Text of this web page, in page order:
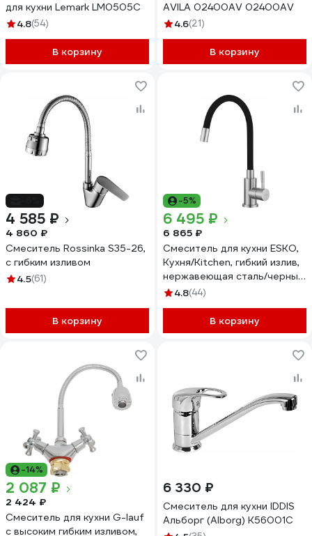
для кухни Lemark LM0505C
4.8(54)
В корзину
АVILA 0​2400AV 02400AV
4.6(21)
В корзину
4 585 ₽
4 860 ₽
Смеситель Rossinka S35-26,
с гибким изливом
4.5(61)
В корзину
-5%
6 495 ₽
6 865 ₽
Смеситель для кухни ESKO,
Кухня/Kitchen, гибкий излив,
нержавеющая сталь/черный,
K44SB
4.8(44)
В корзину
-14%
2 087 ₽
2 424 ₽
Смеситель для кухни G-lauf
с высоким гибким изливом,
6 330 ₽
Смеситель для кухни IDDIS
Альборг (Alborg) K56001C